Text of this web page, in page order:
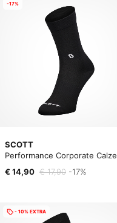
SCOTT
Performance Corporate Calze
€ 14,90 € 17,90 -17%
-17%
- 10% EXTRA